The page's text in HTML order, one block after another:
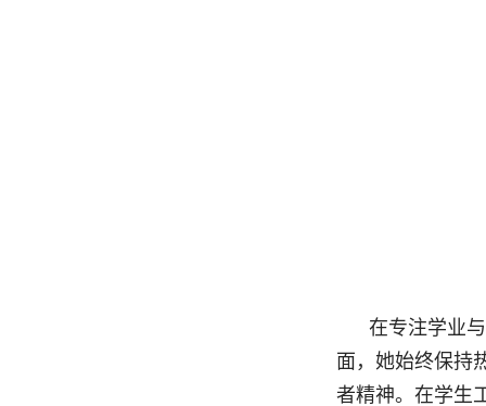
在专注学业
面，她始终保持
者精神。在学生